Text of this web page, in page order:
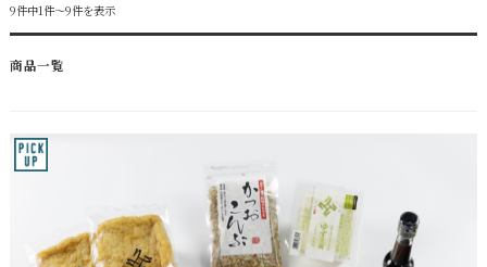
9件中1件～9件を表示
商品一覧